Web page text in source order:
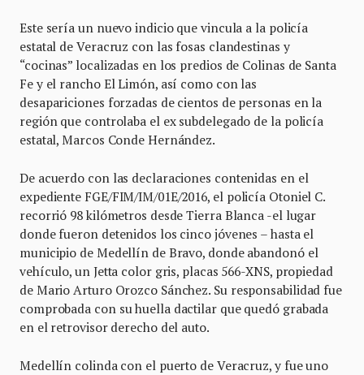
Este sería un nuevo indicio que vincula a la policía
estatal de Veracruz con las fosas clandestinas y
“cocinas” localizadas en los predios de Colinas de Santa
Fe y el rancho El Limón, así como con las
desapariciones forzadas de cientos de personas en la
región que controlaba el ex subdelegado de la policía
estatal, Marcos Conde Hernández.
De acuerdo con las declaraciones contenidas en el
expediente FGE/FIM/IM/01E/2016, el policía Otoniel C.
recorrió 98 kilómetros desde Tierra Blanca -el lugar
donde fueron detenidos los cinco jóvenes – hasta el
municipio de Medellín de Bravo, donde abandonó el
vehículo, un Jetta color gris, placas 566-XNS, propiedad
de Mario Arturo Orozco Sánchez. Su responsabilidad fue
comprobada con su huella dactilar que quedó grabada
en el retrovisor derecho del auto.
Medellín colinda con el puerto de Veracruz, y fue uno